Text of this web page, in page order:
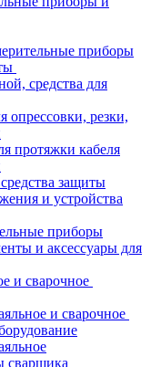
приборы
средства для
опрессовки, резки,
протяжки кабеля
защиты
и устройства
приборы
и аксессуары для
и сварочное
и сварочное
сварщика